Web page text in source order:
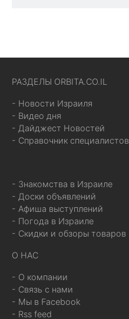
РАЗДЕЛЫ ORBITA.CO.IL
- Новости Израиля
- Видео дня
- Дайджест Новостей
- Справочник специалистов
- Знакомства в Израиле
- Доски объявлений
- Афиша выступлений
- Погода в Израиле
- Скидки и обзоры товаров
О НАС
- О компании
- Связь с нами
- Мы в Facebook
- Rss feed